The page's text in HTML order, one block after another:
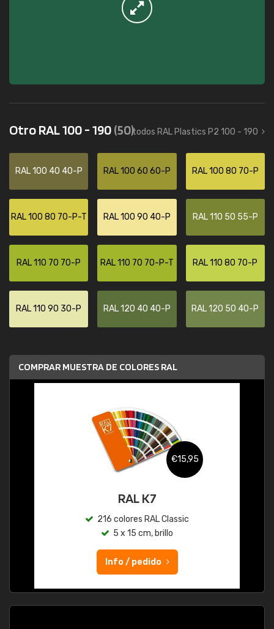
Otro RAL 100 - 190(50)todos RAL Plastics P2 100 - 190
RAL 100 40 40-P RAL 100 60 60-P RAL 100 80 70-P
RAL 100 80 70-P-T RAL 100 90 40-P RAL 110 50 55-P
RAL 110 70 70-P RAL 110 70 70-P-T RAL 110 80 70-P
RAL 110 90 30-P RAL 120 40 40-P RAL 120 50 40-P
COMPRAR MUESTRA DE COLORES RAL
€15,95
RAL K7
216 colores RAL Classic
5 x 15 cm, brillo
Info / pedido